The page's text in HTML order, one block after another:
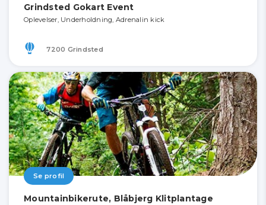
Grindsted Gokart Event
Oplevelser, Underholdning, Adrenalin kick
7200 Grindsted
Se profil
Mountainbikerute, Blåbjerg Klitplantage